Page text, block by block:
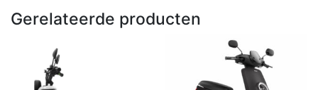
Gerelateerde producten